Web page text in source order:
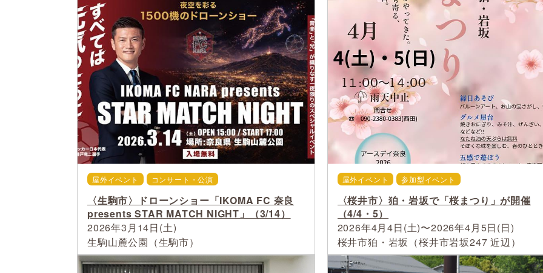
屋外イベント コンサート・公演
〈生駒市〉ドローンショー「IKOMA FC 奈良
presents STAR MATCH NIGHT」（3/14）
2026年3月14日(土)
生駒山麓公園（生駒市）
屋外イベント 参加型イベント
〈桜井市〉狛・岩坂で「桜まつり」が開催
（4/4・5）
2026年4月4日(土)〜2026年4月5日(日)
桜井市狛・岩坂（桜井市岩坂247 近辺）